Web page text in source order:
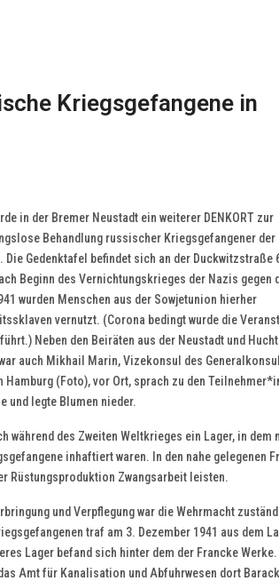
Kriegsgefangene in
in der Bremer Neustadt ein weiterer DENKORT zur
Behandlung russischer Kriegsgefangener der
Gedenktafel befindet sich an der Duckwitzstraße
Beginn des Vernichtungskrieges der Nazis gegen
wurden Menschen aus der Sowjetunion hierher
vernutzt. (Corona bedingt wurde die
Neben den Beiräten aus der Neustadt und
auch Mikhail Marin, Vizekonsul des
Hamburg (Foto), vor Ort, sprach zu den
und legte Blumen nieder.
während des Zweiten Weltkrieges ein Lager, in dem
inhaftiert waren. In den nahe gelegenen
Rüstungsproduktion Zwangsarbeit leisten.
und Verpflegung war die Wehrmacht
traf am 3. Dezember 1941 aus dem
Lager befand sich hinter dem der Francke
Amt für Kanalisation und Abfuhrwesen dort